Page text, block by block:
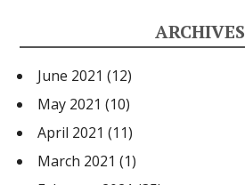
ARCHIVES
June 2021 (12)
May 2021 (10)
April 2021 (11)
March 2021 (1)